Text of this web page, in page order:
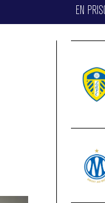
EN